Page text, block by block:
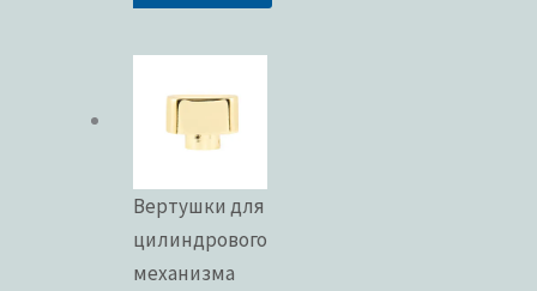
Вертушки для
цилиндрового
механизма